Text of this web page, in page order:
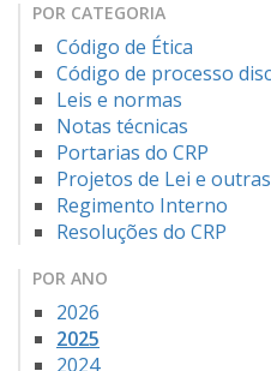
POR CATEGORIA
Código de Ética
Código de processo
Leis e normas
Notas técnicas
Portarias do CRP
Projetos de Lei e
Regimento Interno
Resoluções do CRP
POR ANO
2026
2025
2024